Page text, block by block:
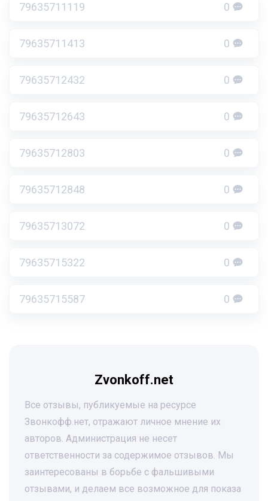
79635711119 0
79635711413 0
79635712432 0
79635712643 0
79635712803 0
79635712848 0
79635713072 0
79635715322 0
79635715587 0
Zvonkoff.net
Все отзывы, публикуемые на ресурсе
Звонкофф.нет, отражают личное мнение их
авторов. Администрация не несет
ответственности за содержимое отзывов. Мы
заинтересованы в борьбе с фальшивыми
отзывами, и делаем все возможное для показа